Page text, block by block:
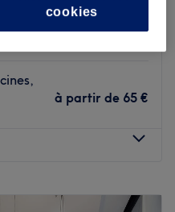
racines
à partir de 65 €
09:30
19:00
cookies